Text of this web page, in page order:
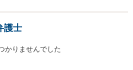
護士
かりませんでした